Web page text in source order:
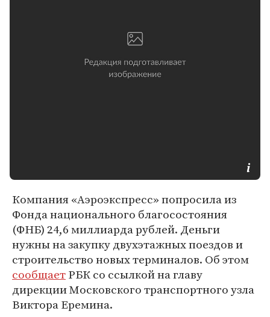
Компания «Аэроэкспресс» попросила из
Фонда национального благосостояния
(ФНБ) 24,6 миллиарда рублей. Деньги
нужны на закупку двухэтажных поездов и
строительство новых терминалов. Об этом
сообщаетРБК со ссылкой на главу
дирекции Московского транспортного узла
Виктора Еремина.